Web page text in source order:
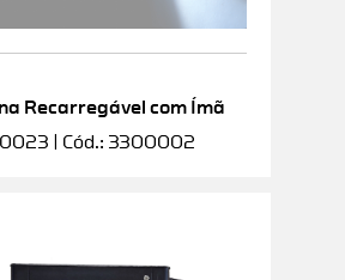
Recarregável com Ímã
| Cód.: 3300002